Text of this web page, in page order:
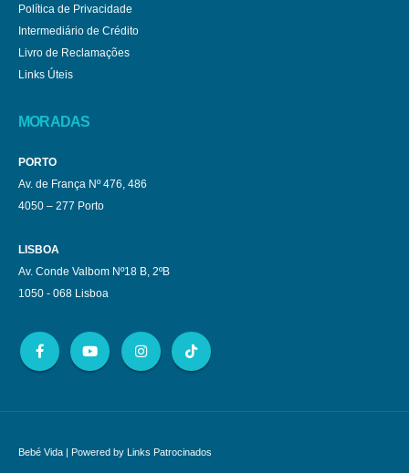
Política de Privacidade
Intermediário de Crédito
Livro de Reclamações
Links Úteis
MORADAS
PORTO
Av. de França Nº 476, 486
4050 – 277 Porto
LISBOA
Av. Conde Valbom Nº18 B, 2ºB
1050 - 068 Lisboa
Bebé Vida | Powered by Links Patrocinados